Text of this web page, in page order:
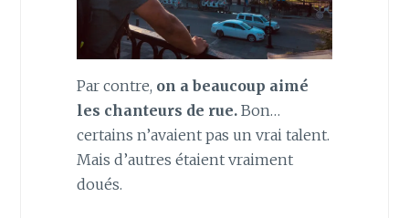
Par contre, on a beaucoup aimé
les chanteurs de rue.Bon…
certains n’avaient pas un vrai talent.
Mais d’autres étaient vraiment
doués.